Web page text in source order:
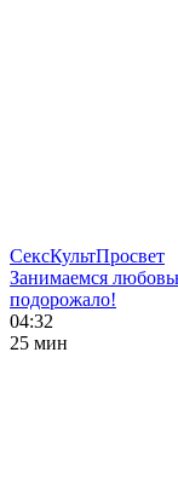
СексКультПросвет
Занимаемся
подорожало!
04:32
25 мин